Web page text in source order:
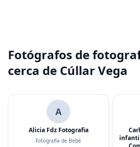
Fotógrafos de
cerca de Cúllar Vega
A
Alicia Fdz Fotografia
Fotografía de Bebé